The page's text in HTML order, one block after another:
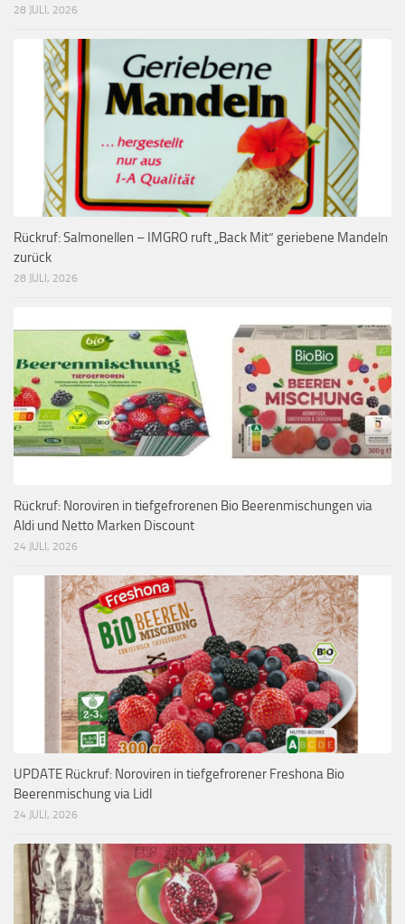
28 JULI, 2026
Rückruf: Salmonellen – IMGRO ruft „Back Mit“ geriebene Mandeln
zurück
28 JULI, 2026
Rückruf: Noroviren in tiefgefrorenen Bio Beerenmischungen via
Aldi und Netto Marken Discount
24 JULI, 2026
UPDATE Rückruf: Noroviren in tiefgefrorener Freshona Bio
Beerenmischung via Lidl
24 JULI, 2026